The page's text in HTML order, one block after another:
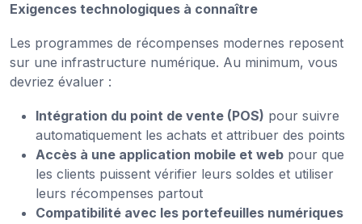
Exigences technologiques à connaître
Les programmes de récompenses modernes reposent
sur une infrastructure numérique. Au minimum, vous
devriez évaluer :
Intégration du point de vente (POS) pour suivre
automatiquement les achats et attribuer des points
Accès à une application mobile et web pour que
les clients puissent vérifier leurs soldes et utiliser
leurs récompenses partout
Compatibilité avec les portefeuilles numériques